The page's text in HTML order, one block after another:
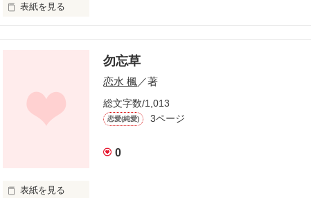
「秋先生、私は幸せ者なんですよ」
病院の息子　×　患者
私の生きる道しるべです。
表紙を見る
「なんで笑うんですか」
勿忘草
恋水 楓／著
総文字数/1,013
恋愛(純愛) 3ページ
0
表紙を見る